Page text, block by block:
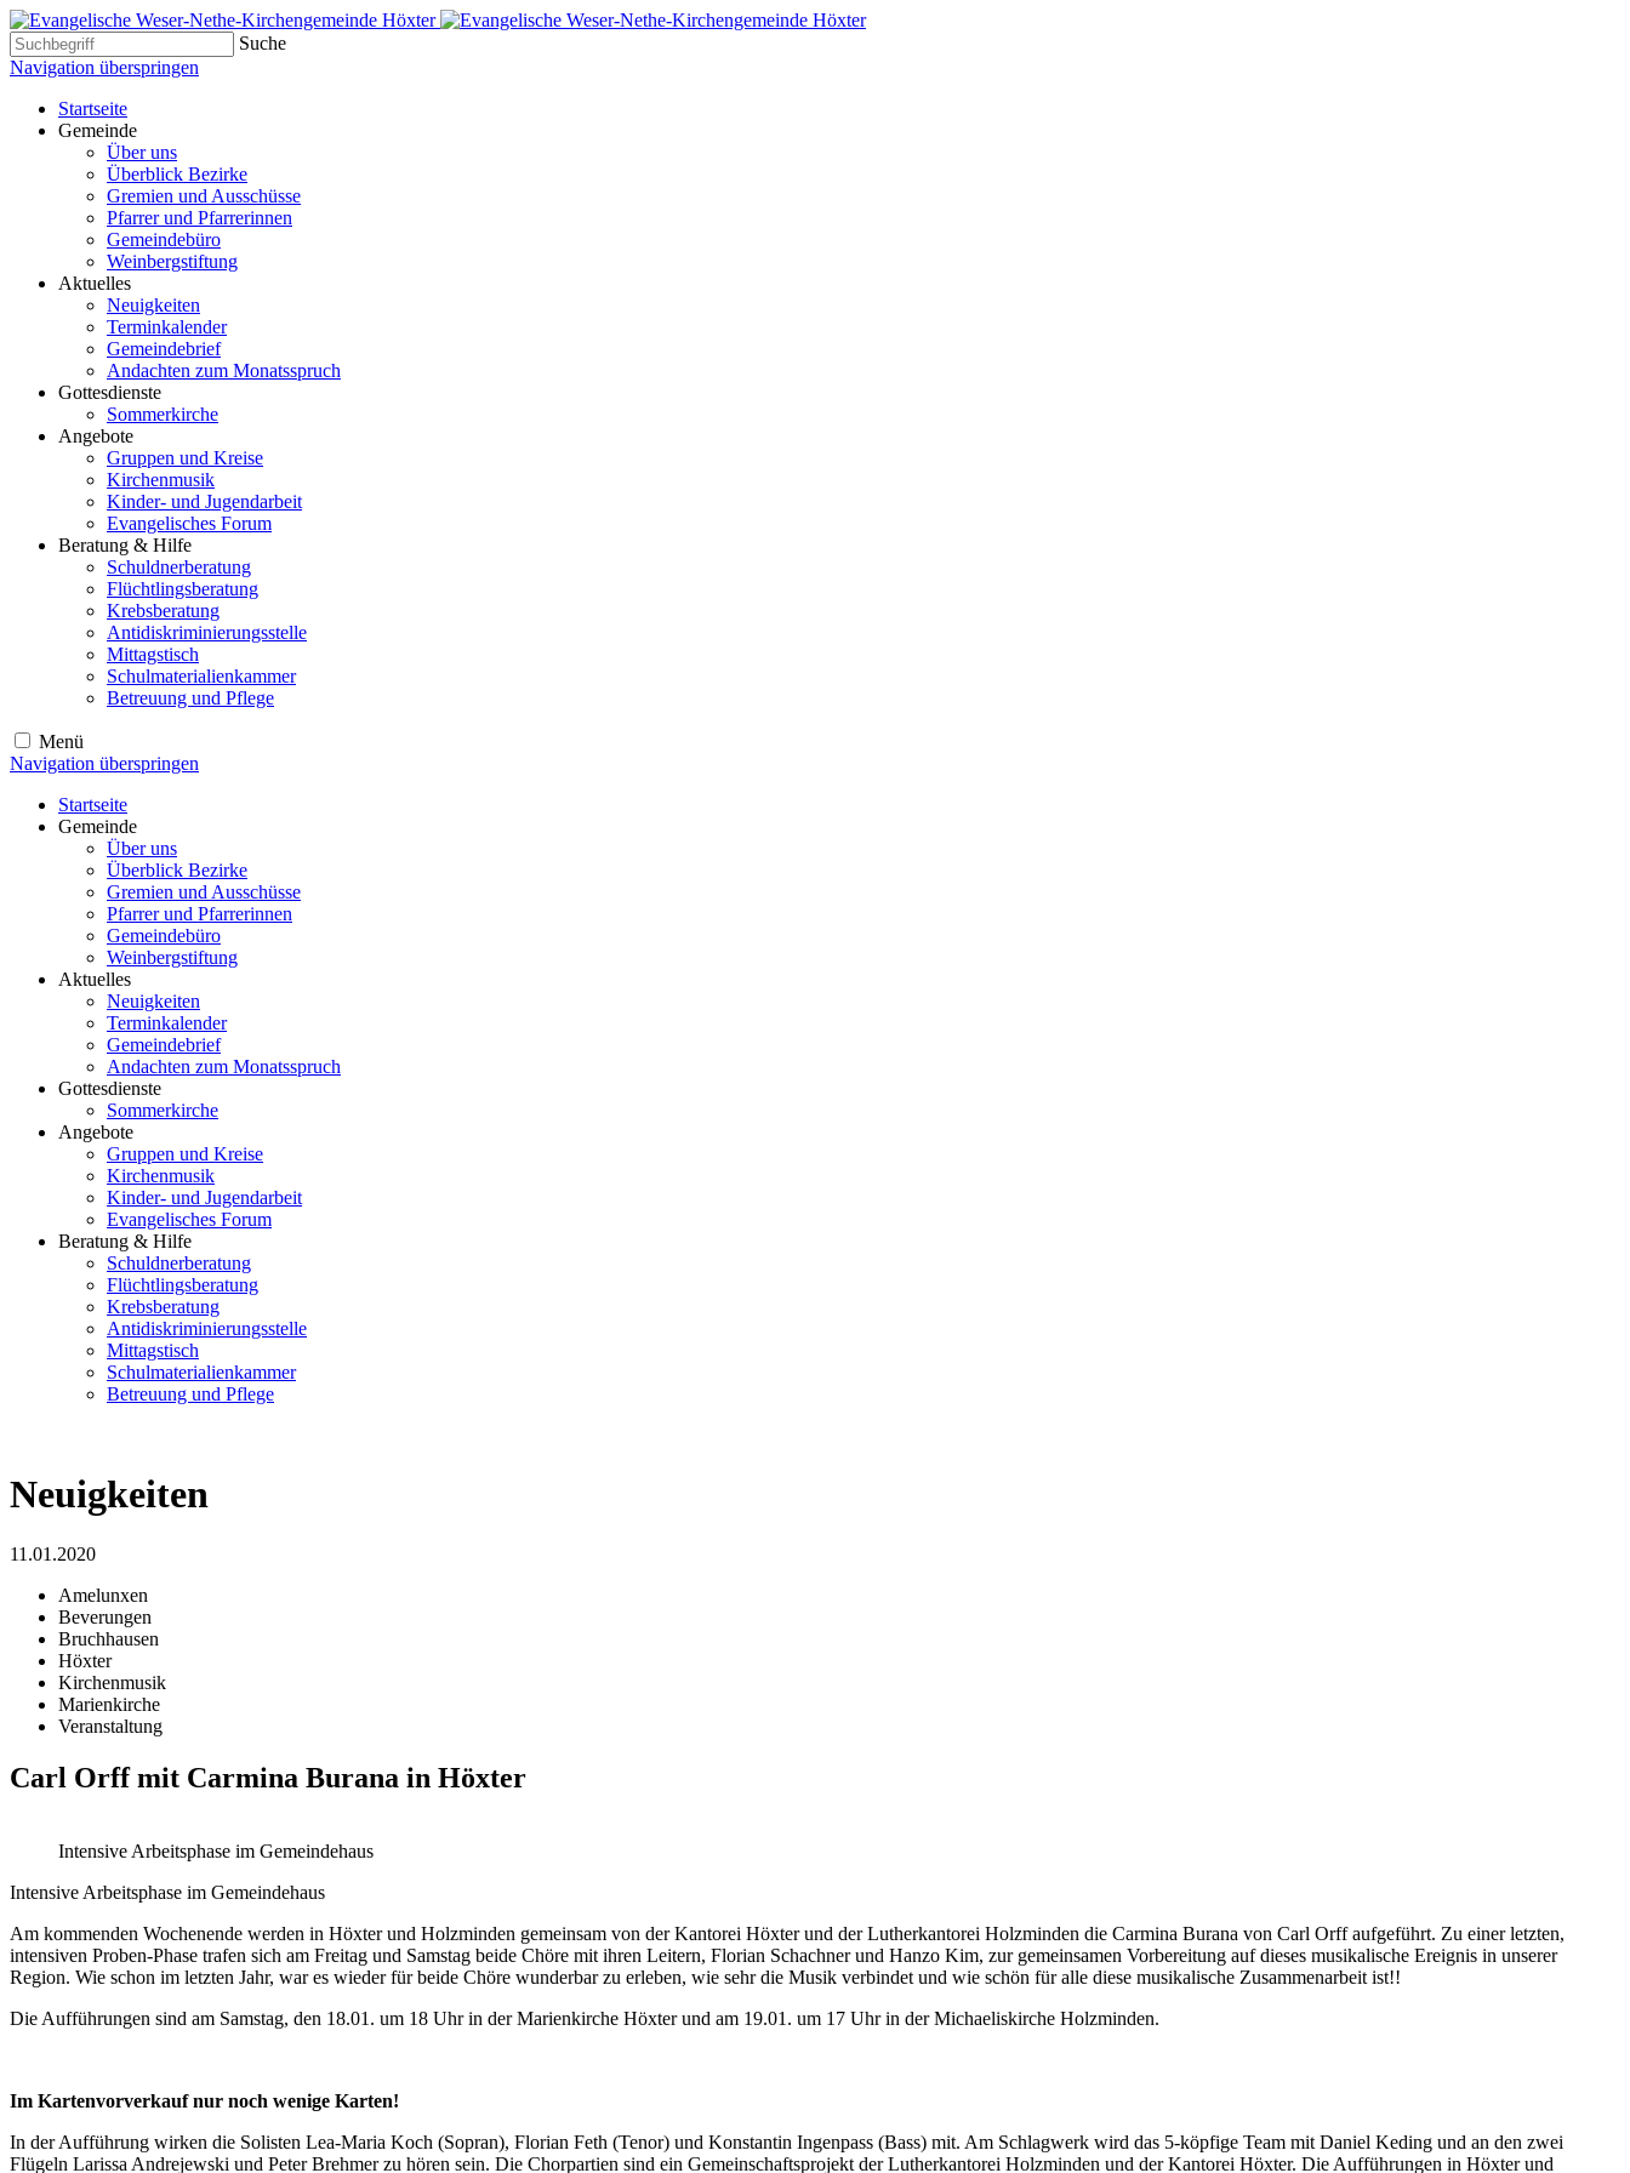
Suche
Navigation überspringen
Startseite
Gemeinde
Über uns
Überblick Bezirke
Gremien und Ausschüsse
Pfarrer und Pfarrerinnen
Gemeindebüro
Weinbergstiftung
Aktuelles
Neuigkeiten
Terminkalender
Gemeindebrief
Andachten zum Monatsspruch
Gottesdienste
Sommerkirche
Angebote
Gruppen und Kreise
Kirchenmusik
Kinder- und Jugendarbeit
Evangelisches Forum
Beratung & Hilfe
Schuldnerberatung
Flüchtlingsberatung
Krebsberatung
Antidiskriminierungsstelle
Mittagstisch
Schulmaterialienkammer
Betreuung und Pflege
Menü
Navigation überspringen
Startseite
Gemeinde
Über uns
Überblick Bezirke
Gremien und Ausschüsse
Pfarrer und Pfarrerinnen
Gemeindebüro
Weinbergstiftung
Aktuelles
Neuigkeiten
Terminkalender
Gemeindebrief
Andachten zum Monatsspruch
Gottesdienste
Sommerkirche
Angebote
Gruppen und Kreise
Kirchenmusik
Kinder- und Jugendarbeit
Evangelisches Forum
Beratung & Hilfe
Schuldnerberatung
Flüchtlingsberatung
Krebsberatung
Antidiskriminierungsstelle
Mittagstisch
Schulmaterialienkammer
Betreuung und Pflege
Neuigkeiten
11.01.2020
Amelunxen
Beverungen
Bruchhausen
Höxter
Kirchenmusik
Marienkirche
Veranstaltung
Carl Orff mit Carmina Burana in Höxter
Intensive Arbeitsphase im Gemeindehaus
Intensive Arbeitsphase im Gemeindehaus
Am kommenden Wochenende werden in Höxter und Holzminden gemeinsam von der Kantorei Höxter und der Lutherkantorei Holzminden die Carmina Burana von Carl Orff aufgeführt. Zu einer letzten,
intensiven Proben-Phase trafen sich am Freitag und Samstag beide Chöre mit ihren Leitern, Florian Schachner und Hanzo Kim, zur gemeinsamen Vorbereitung auf dieses musikalische Ereignis in unserer
Region. Wie schon im letzten Jahr, war es wieder für beide Chöre wunderbar zu erleben, wie sehr die Musik verbindet und wie schön für alle diese musikalische Zusammenarbeit ist!!
Die Aufführungen sind am Samstag, den 18.01. um 18 Uhr in der Marienkirche Höxter und am 19.01. um 17 Uhr in der Michaeliskirche Holzminden.
Im Kartenvorverkauf nur noch wenige Karten!
In der Aufführung wirken die Solisten Lea-Maria Koch (Sopran), Florian Feth (Tenor) und Konstantin Ingenpass (Bass) mit. Am Schlagwerk wird das 5-köpfige Team mit Daniel Keding und an den zwei
Flügeln Larissa Andrejewski und Peter Brehmer zu hören sein. Die Chorpartien sind ein Gemeinschaftsprojekt der Lutherkantorei Holzminden und der Kantorei Höxter. Die Aufführungen in Höxter und